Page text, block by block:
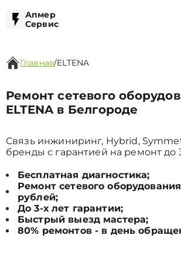
Апмер
Сервис
Главная/ELTENA
Ремонт сетевого
ELTENA в Белгороде
Связь инжиниринг, Hybrid,
бренды с гарантией на ремонт до
Бесплатная диагностика;
Ремонт сетевого
рублей;
До 3-х лет гарантии;
Быстрый выезд мастера;
80% ремонтов - в день